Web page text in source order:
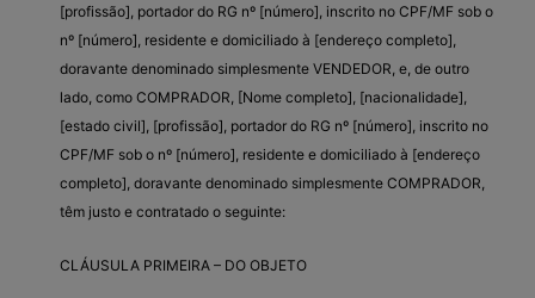
[profissão], portador do RG nº [número], inscrito no CPF/MF sob o
nº [número], residente e domiciliado à [endereço completo],
doravante denominado simplesmente VENDEDOR, e, de outro
lado, como COMPRADOR, [Nome completo], [nacionalidade],
[estado civil], [profissão], portador do RG nº [número], inscrito no
CPF/MF sob o nº [número], residente e domiciliado à [endereço
completo], doravante denominado simplesmente COMPRADOR,
têm justo e contratado o seguinte:
CLÁUSULA PRIMEIRA – DO OBJETO